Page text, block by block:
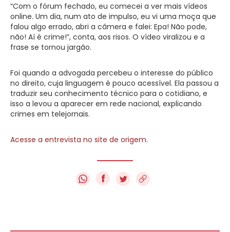
“Com o fórum fechado, eu comecei a ver mais vídeos
online. Um dia, num ato de impulso, eu vi uma moça que
falou algo errado, abri a câmera e falei: Epa! Não pode,
não! Aí é crime!”, conta, aos risos. O vídeo viralizou e a
frase se tornou jargão.
Foi quando a advogada percebeu o interesse do público
no direito, cuja linguagem é pouco acessível. Ela passou a
traduzir seu conhecimento técnico para o cotidiano, e
isso a levou a aparecer em rede nacional, explicando
crimes em telejornais.
Acesse a entrevista no site de origem.
f